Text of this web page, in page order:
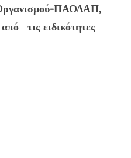
Οργανισμού-ΠΑΟΔΑΠ,
τις ειδικότητες